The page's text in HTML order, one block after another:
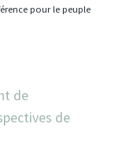
pour le peuple
de
de